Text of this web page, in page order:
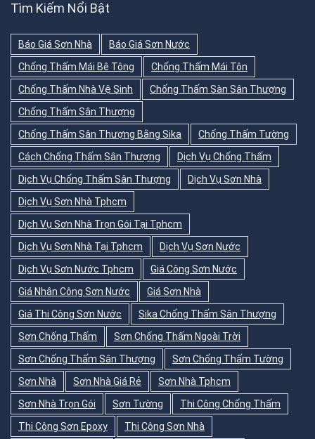
Tìm Kiếm Nổi Bật
Báo Giá Sơn Nhà
Báo Giá Sơn Nước
Chống Thấm Mái Bê Tông
Chống Thấm Mái Tôn
Chống Thấm Nhà Vệ Sinh
Chống Thấm Sàn Sân Thượng
Chống Thấm Sân Thượng
Chống Thấm Sân Thượng Bằng Sika
Chống Thấm Tường
Cách Chống Thấm Sân Thượng
Dịch Vụ Chống Thấm
Dịch Vụ Chống Thấm Sân Thượng
Dịch Vụ Sơn Nhà
Dịch Vụ Sơn Nhà Tphcm
Dịch Vụ Sơn Nhà Trọn Gói Tại Tphcm
Dịch Vụ Sơn Nhà Tại Tphcm
Dịch Vụ Sơn Nước
Dịch Vụ Sơn Nước Tphcm
Giá Công Sơn Nước
Giá Nhân Công Sơn Nước
Giá Sơn Nhà
Giá Thi Công Sơn Nước
Sika Chống Thấm Sân Thượng
Sơn Chống Thấm
Sơn Chống Thấm Ngoài Trời
Sơn Chống Thấm Sân Thượng
Sơn Chống Thấm Tường
Sơn Nhà
Sơn Nhà Giá Rẻ
Sơn Nhà Tphcm
Sơn Nhà Trọn Gói
Sơn Tường
Thi Công Chống Thấm
Thi Công Sơn Epoxy
Thi Công Sơn Nhà